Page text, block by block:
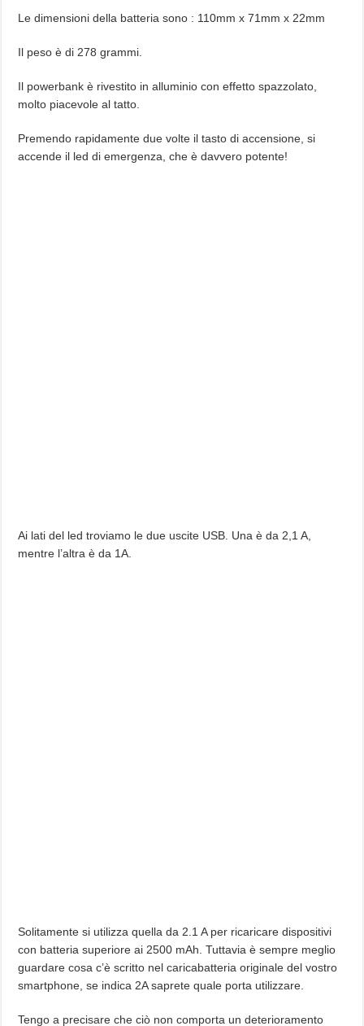
Le dimensioni della batteria sono : 110mm x 71mm x 22mm
Il peso è di 278 grammi.
Il powerbank è rivestito in alluminio con effetto spazzolato,
molto piacevole al tatto.
Premendo rapidamente due volte il tasto di accensione, si
accende il led di emergenza, che è davvero potente!
Ai lati del led troviamo le due uscite USB. Una è da 2,1 A,
mentre l’altra è da 1A.
Solitamente si utilizza quella da 2.1 A per ricaricare dispositivi
con batteria superiore ai 2500 mAh. Tuttavia è sempre meglio
guardare cosa c’è scritto nel caricabatteria originale del vostro
smartphone, se indica 2A saprete quale porta utilizzare.
Tengo a precisare che ciò non comporta un deterioramento